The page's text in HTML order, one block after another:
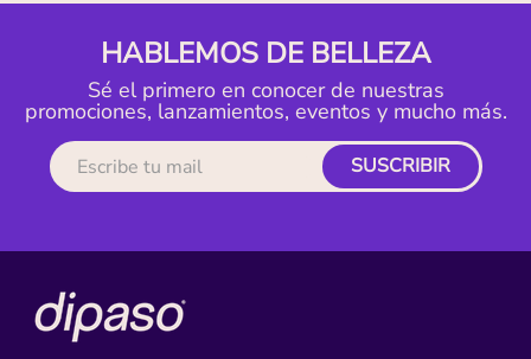
HABLEMOS DE BELLEZA
Sé el primero en conocer de nuestras
promociones, lanzamientos, eventos y mucho más.
SUSCRIBIR